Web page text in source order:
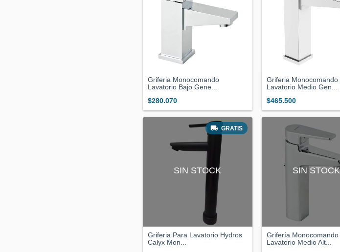
Griferia Monocomando
Lavatorio Bajo Gene...
$280.070
Griferia Monocomando
Lavatorio Medio Gen...
$465.500
SIN STOCK
GRATIS
Griferia Para Lavatorio Hydros
Calyx Mon...
SIN STOCK
Grifería Monocomando
Lavatorio Medio Alt...